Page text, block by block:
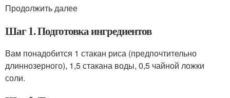
Продолжить далее
Шаг 1. Подготовка ингредиентов
Вам понадобится 1 стакан риса (предпочтительно
длиннозерного), 1,5 стакана воды, 0,5 чайной ложки
соли.